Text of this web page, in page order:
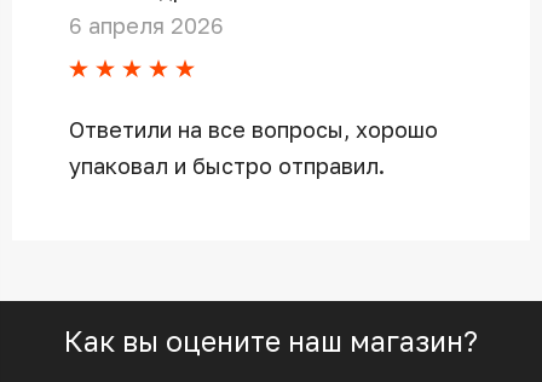
6 апреля 2026
Ответили на все вопросы, хорошо
упаковал и быстро отправил.
Как вы оцените наш магазин?